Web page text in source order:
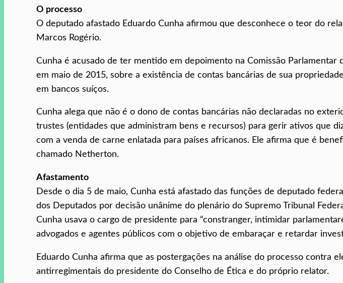
O processo
O deputado afastado Eduardo Cunha afirmou que desconhece o teor do
Marcos Rogério.
Cunha é acusado de ter mentido em depoimento na Comissão Parlamentar
em maio de 2015, sobre a existência de contas bancárias de sua
em bancos suíços.
Cunha alega que não é o dono de contas bancárias não declaradas no
trustes (entidades que administram bens e recursos) para gerir ativos que
com a venda de carne enlatada para países africanos. Ele afirma que é
chamado Netherton.
Afastamento
Desde o dia 5 de maio, Cunha está afastado das funções de deputado
dos Deputados por decisão unânime do plenário do Supremo Tribunal
Cunha usava o cargo de presidente para “constranger, intimidar
advogados e agentes públicos com o objetivo de embaraçar e retardar
Eduardo Cunha afirma que as postergações na análise do processo contra
antirregimentais do presidente do Conselho de Ética e do próprio relator.